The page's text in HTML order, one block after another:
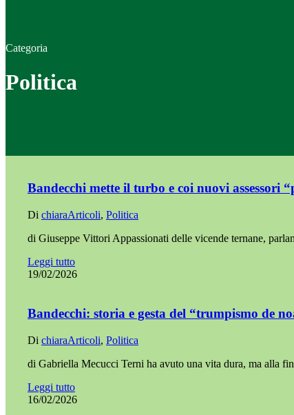
Categoria
Politica
Bandecchi mette il turbo e coi nuovi assessori
Di chiaraArticoli, Politica
di Giuseppe Vittori Appassionati delle vicende ternane,
Leggi tutto
19/02/2026
Bandecchi: storia e gesta del “trumpismo de
Di chiaraArticoli, Politica
di Gabriella Mecucci Terni ha avuto una vita dura, ma alla
Leggi tutto
16/02/2026